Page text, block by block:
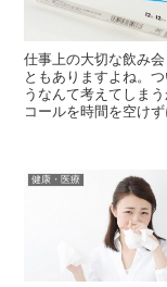
仕事上の大切な飲み
ともありますよね。
うなんて考えてしま
コールを時間を空け
健康・医療